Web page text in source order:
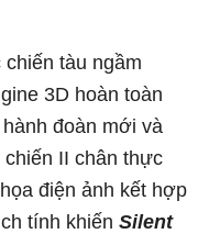
tàu ngầm
3D hoàn toàn
đoàn mới và
chiến II chân thực
điện ảnh kết hợp
tính khiến Silent